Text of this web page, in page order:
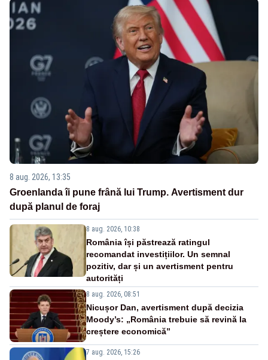
8 aug. 2026, 13:35
Groenlanda îi pune frână lui Trump. Avertisment dur
după planul de foraj
8 aug. 2026, 10:38
România își păstrează ratingul
recomandat investițiilor. Un semnal
pozitiv, dar și un avertisment pentru
autorități
8 aug. 2026, 08:51
Nicușor Dan, avertisment după decizia
Moody’s: „România trebuie să revină la
creștere economică”
7 aug. 2026, 15:26